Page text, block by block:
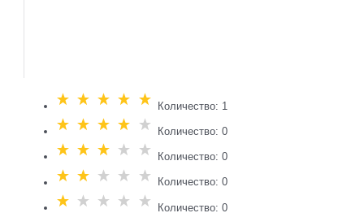
Количество: 1
Количество: 0
Количество: 0
Количество: 0
Количество: 0